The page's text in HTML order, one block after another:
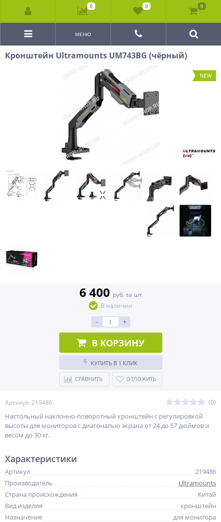
МЕНЮ
Кронштейн Ultramounts UM743BG (чёрный)
NEW
Артикул: 219486 (0)
Настольный наклонно-поворотный кронштейн с регулировкой
высоты для мониторов с диагональю экрана от 24 до 57 дюймов и
весом до 30 кг.
6 400 руб. за шт
В наличии
- +
В КОРЗИНУ
КУПИТЬ В 1 КЛИК
СРАВНИТЬ ОТЛОЖИТЬ
Характеристики
Артикул
219486
Производитель
Ultramounts
Страна происхождения
Китай
Вид изделия
кронштейн
Назначение
для монитора
0 0 0